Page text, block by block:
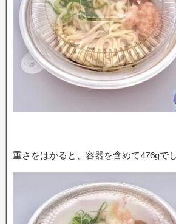
重さをはかると、容器を含めて476gでし